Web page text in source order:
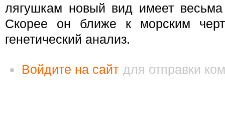
лягушкам новый вид имеет
Скорее он ближе к морским
генетический анализ.
Войдите на сайт для отправки